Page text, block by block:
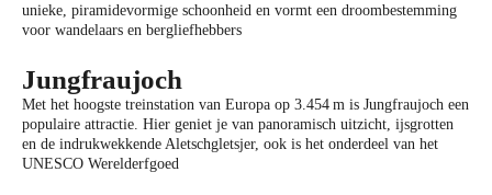
unieke, piramidevormige schoonheid en vormt een droombestemming
voor wandelaars en bergliefhebbers
Jungfraujoch
Met het hoogste treinstation van Europa op 3.454 m is Jungfraujoch een
populaire attractie. Hier geniet je van panoramisch uitzicht, ijsgrotten
en de indrukwekkende Aletschgletsjer, ook is het onderdeel van het
UNESCO Werelderfgoed